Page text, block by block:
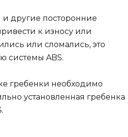
и другие посторонние
к износу или
или сломались, это
системы ABS.
гребенки необходимо
установленная гребенка